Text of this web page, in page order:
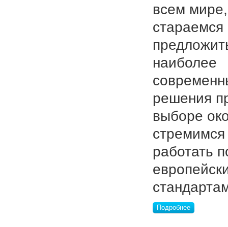
всем
наиболее
решения
выборе
стремимся
работать
Подробнее